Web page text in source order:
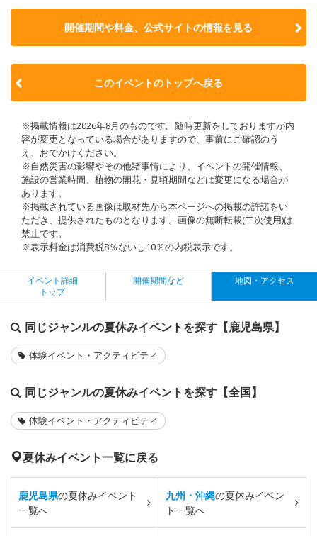
開催期間や料金、公式サイトの情報を見る
このイベントのトップへ戻る
※掲載情報は2026年8月のものです。随時更新をしておりますが内
容が変更となっている場合がありますので、事前にご確認のう
え、おでかけください。
※自然災害の影響やその他諸事情により、イベントの開催情報、
施設の営業時間、植物の開花・見頃期間などは変更になる場合が
あります。
※掲載されている画像は取材先から本ページへの掲載の許諾をい
ただき、提供されたものとなります。画像の無断転載(二次使用)は
禁止です。
※表示料金は消費税8％ないし10％の内税表示です。
イベント詳細
トップ
開催期間など 地図・アクセス
同じジャンルの夏休みイベントを探す【鹿児島県】
体験イベント・アクティビティ
同じジャンルの夏休みイベントを探す【全国】
体験イベント・アクティビティ
夏休みイベント一覧に戻る
鹿児島県の夏休みイベント
一覧へ
九州・沖縄の夏休みイベン
ト一覧へ